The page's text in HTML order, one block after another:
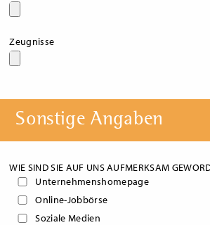
Zeugnisse
Sonstige Angaben
WIE SIND SIE AUF UNS AUFMERKSAM
Unternehmenshomepage
Online-Jobbörse
Soziale Medien